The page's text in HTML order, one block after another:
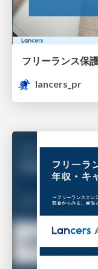
lancers_pr